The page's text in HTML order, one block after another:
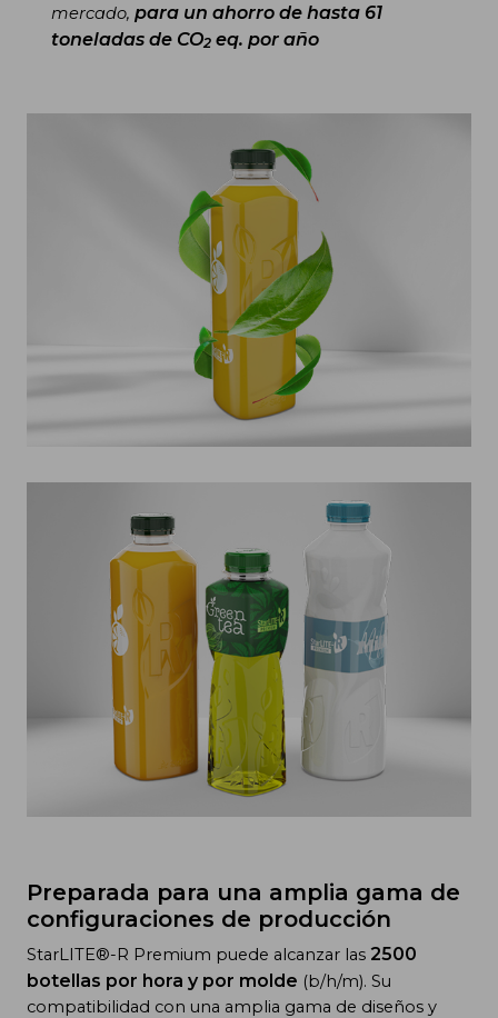
mercado, para un ahorro de hasta 61
toneladas de CO2 eq. por año
Preparada para una amplia gama de
configuraciones de producción
StarLITE®-R Premium puede alcanzar las 2500
botellas por hora y por molde (b/h/m). Su
compatibilidad con una amplia gama de diseños y